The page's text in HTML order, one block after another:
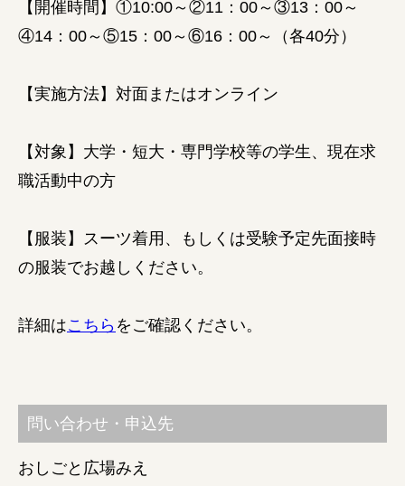
【開催時間】①10:00～②11：00～③13：00～
④14：00～⑤15：00～⑥16：00～（各40分）
【実施方法】対面またはオンライン
【対象】大学・短大・専門学校等の学生、現在求
職活動中の方
【服装】スーツ着用、もしくは受験予定先面接時
の服装でお越しください。
詳細はこちら をご確認ください。
問い合わせ・申込先
おしごと広場みえ